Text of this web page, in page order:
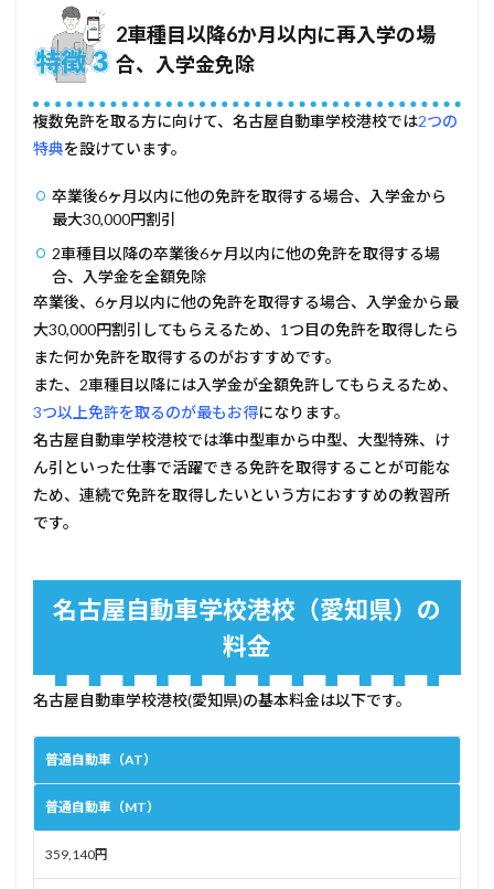
スを
申し
込み
たい
5.2
完全
だけ
で卒
業し
たい
人
6
名古
屋自
動車
学校
港校
(愛
知
県)
知
県)
ミ・
評判
評価
6.2
悪い
評価
7
管理
人コ
メン
2車種目以降6か月以内に再入学の場
合、入学金免除
複数免許を取る方に向けて、名古屋自動車学校港校では2つの
特典を設けています。
卒業後6ヶ月以内に他の免許を取得する場合、入学金から
最大30,000円割引
2車種目以降の卒業後6ヶ月以内に他の免許を取得する場
合、入学金を全額免除
卒業後、6ヶ月以内に他の免許を取得する場合、入学金から最
大30,000円割引してもらえるため、1つ目の免許を取得したら
また何か免許を取得するのがおすすめです。
また、2車種目以降には入学金が全額免許してもらえるため、
3つ以上免許を取るのが最もお得になります。
名古屋自動車学校港校では準中型車から中型、大型特殊、け
ん引といった仕事で活躍できる免許を取得することが可能な
ため、連続で免許を取得したいという方におすすめの教習所
です。
名古屋自動車学校港校（愛知県）の
料金
名古屋自動車学校港校(愛知県)の基本料金は以下です。
普通自動車（AT）
普通自動車（MT）
359,140円